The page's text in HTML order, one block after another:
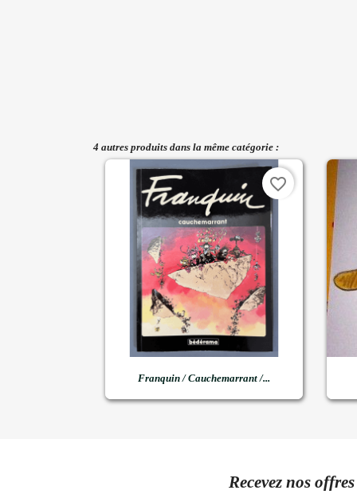
4 autres produits dans la même catégorie :
 Aperçu rapide
Franquin / Cauchemarrant /...
favorite_border
Recevez nos